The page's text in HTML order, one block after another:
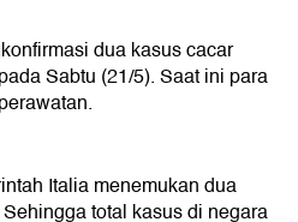
dua kasus cacar
Sabtu (21/5). Saat ini para
Italia menemukan dua
total kasus di negara